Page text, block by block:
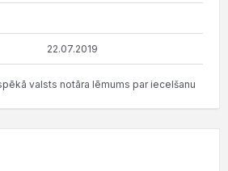
22.07.2019
valsts notāra lēmums par iecelšanu